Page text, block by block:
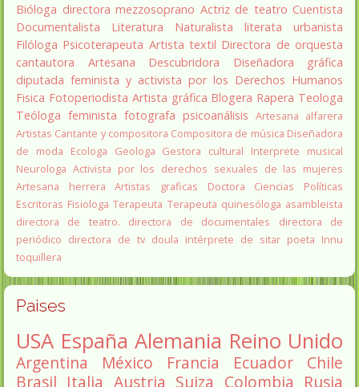
Bióloga directora mezzosoprano Actriz de teatro Cuentista
Documentalista
Literatura Naturalista literata
urbanista
Filóloga Psicoterapeuta Artista textil Directora de orquesta
cantautora
Artesana Descubridora
Diseñadora gráfica
diputada feminista y activista por los Derechos Humanos
Fisica Fotoperiodista Artista gráfica Blogera Rapera Teologa
Teóloga feminista fotografa psicoanálisis Artesana alfarera
Artistas Cantante y compositora Compositora de música Diseñadora
de moda
Ecologa Geologa Gestora cultural
Interprete musical
Neurologa Activista por los derechos sexuales de las mujeres
Artesana herrera
Artistas graficas
Doctora Ciencias Políticas
Escritoras Fisiologa Terapeuta Terapeuta quinesóloga asambleista
directora de teatro.
directora de documentales
directora de
periódico directora de tv doula intérprete de sitar poeta Innu
toquillera
Paises
USA España Alemania Reino Unido
Argentina México Francia Ecuador
Chile
Brasil Italia Austria Suiza Colombia Rusia